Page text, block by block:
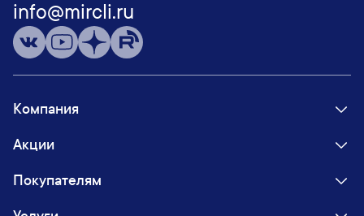
info@mircli.ru
Компания
Акции
Покупателям